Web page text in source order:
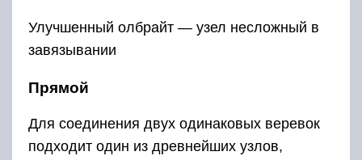
Улучшенный олбрайт — узел несложный в
завязывании
Прямой
Для соединения двух одинаковых веревок
подходит один из древнейших узлов,